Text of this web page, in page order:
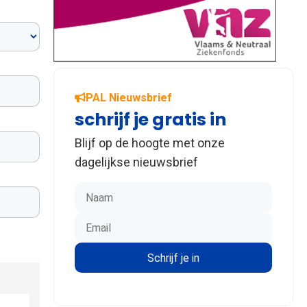
PAL Nieuwsbrief
schrijf je gratis in
Blijf op de hoogte met onze
dagelijkse nieuwsbrief